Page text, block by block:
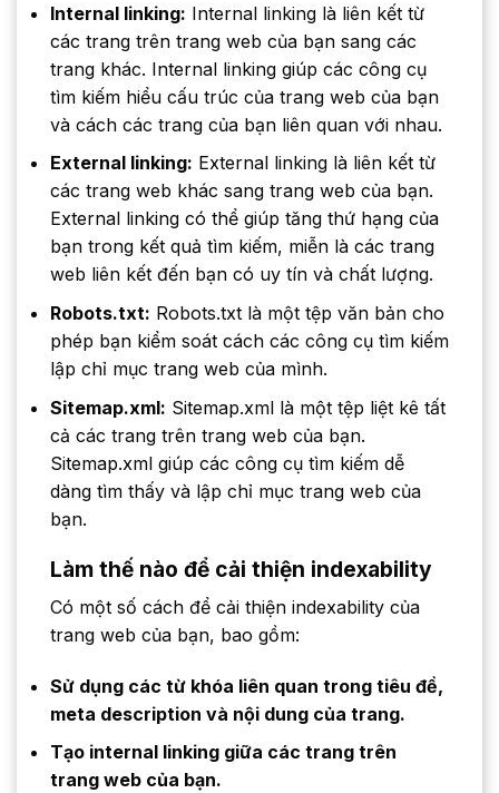
Internal linking: Internal linking là liên kết từ
các trang trên trang web của bạn sang các
trang khác. Internal linking giúp các công cụ
tìm kiếm hiểu cấu trúc của trang web của bạn
và cách các trang của bạn liên quan với nhau.
External linking: External linking là liên kết từ
các trang web khác sang trang web của bạn.
External linking có thể giúp tăng thứ hạng của
bạn trong kết quả tìm kiếm, miễn là các trang
web liên kết đến bạn có uy tín và chất lượng.
Robots.txt: Robots.txt là một tệp văn bản cho
phép bạn kiểm soát cách các công cụ tìm kiếm
lập chỉ mục trang web của mình.
Sitemap.xml: Sitemap.xml là một tệp liệt kê tất
cả các trang trên trang web của bạn.
Sitemap.xml giúp các công cụ tìm kiếm dễ
dàng tìm thấy và lập chỉ mục trang web của
bạn.
Làm thế nào để cải thiện indexability
Có một số cách để cải thiện indexability của
trang web của bạn, bao gồm:
Sử dụng các từ khóa liên quan trong tiêu đề,
meta description và nội dung của trang.
Tạo internal linking giữa các trang trên
trang web của bạn.